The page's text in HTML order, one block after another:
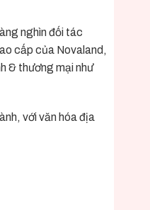
nghìn đối tác
cấp của Novaland,
& thương mại như
với văn hóa địa